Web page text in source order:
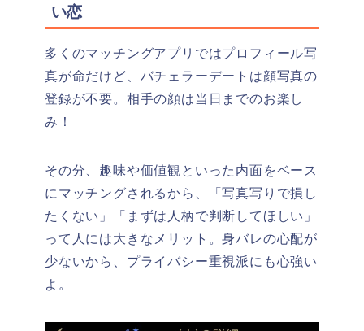
い恋
多くのマッチングアプリではプロフィール写
真が命だけど、バチェラーデートは顔写真の
登録が不要。相手の顔は当日までのお楽し
み！
その分、趣味や価値観といった内面をベース
にマッチングされるから、「写真写りで損し
たくない」「まずは人柄で判断してほしい」
って人には大きなメリット。身バレの心配が
少ないから、プライバシー重視派にも心強い
よ。